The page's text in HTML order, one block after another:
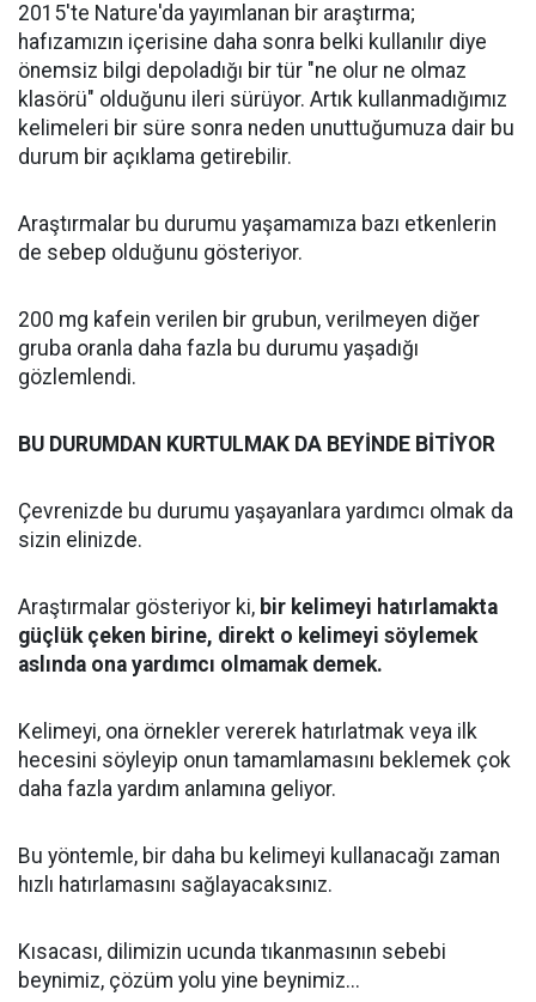
2015'te Nature'da yayımlanan bir araştırma;
hafızamızın içerisine daha sonra belki kullanılır diye
önemsiz bilgi depoladığı bir tür "ne olur ne olmaz
klasörü" olduğunu ileri sürüyor. Artık kullanmadığımız
kelimeleri bir süre sonra neden unuttuğumuza dair bu
durum bir açıklama getirebilir.
Araştırmalar bu durumu yaşamamıza bazı etkenlerin
de sebep olduğunu gösteriyor.
200 mg kafein verilen bir grubun, verilmeyen diğer
gruba oranla daha fazla bu durumu yaşadığı
gözlemlendi.
BU DURUMDAN KURTULMAK DA BEYİNDE BİTİYOR
Çevrenizde bu durumu yaşayanlara yardımcı olmak da
sizin elinizde.
Araştırmalar gösteriyor ki, bir kelimeyi hatırlamakta
güçlük çeken birine, direkt o kelimeyi söylemek
aslında ona yardımcı olmamak demek.
Kelimeyi, ona örnekler vererek hatırlatmak veya ilk
hecesini söyleyip onun tamamlamasını beklemek çok
daha fazla yardım anlamına geliyor.
Bu yöntemle, bir daha bu kelimeyi kullanacağı zaman
hızlı hatırlamasını sağlayacaksınız.
Kısacası, dilimizin ucunda tıkanmasının sebebi
beynimiz, çözüm yolu yine beynimiz...